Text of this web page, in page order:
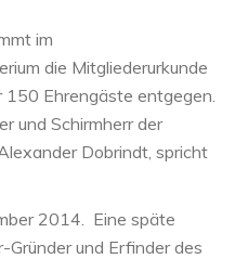
im
die Mitgliederurkunde
150 Ehrengäste entgegen.
und Schirmherr der
Dobrindt, spricht
2014. Eine späte
Gründer und Erfinder des